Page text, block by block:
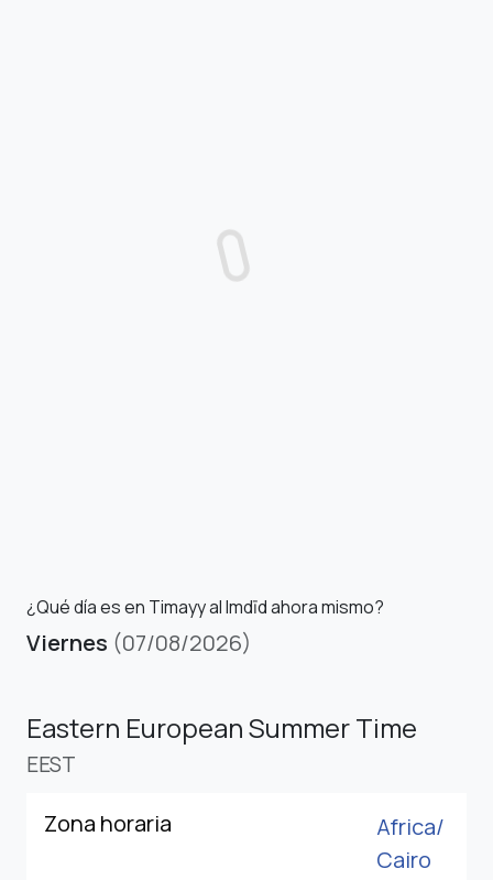
¿Qué día es en Timayy al Imdīd ahora mismo?
Viernes (07/08/2026)
Eastern European Summer Time
EEST
Zona horaria
Africa/
Cairo